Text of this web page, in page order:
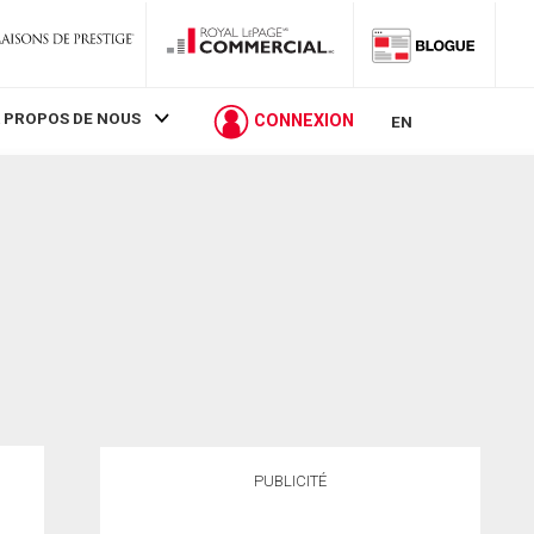
PROPOS DE NOUS CONNEXION EN
PUBLICITÉ